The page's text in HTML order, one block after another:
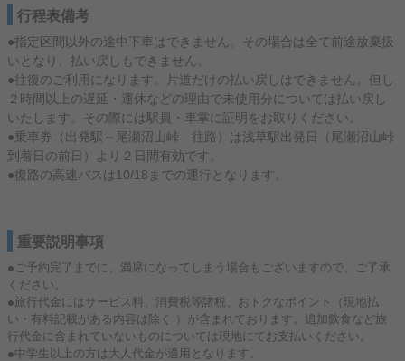
行程表備考
●指定区間以外の途中下車はできません。その場合は全て前途放棄扱
いとなり、払い戻しもできません。
●往復のご利用になります。片道だけの払い戻しはできません。但し
２時間以上の遅延・運休などの理由で未使用分については払い戻し
いたします。その際には駅員・車掌に証明をお取りください。
●乗車券（出発駅～尾瀬沼山峠 往路）は浅草駅出発日（尾瀬沼山峠
到着日の前日）より２日間有効です。
●復路の高速バスは10/18までの運行となります。
重要説明事項
●ご予約完了までに、満席になってしまう場合もございますので、ご了承
ください。
●旅行代金にはサービス料、消費税等諸税、おトクなポイント（現地払
い・有料記載がある内容は除く ）が含まれております。追加飲食など旅
行代金に含まれていないものについては現地にてお支払いください。
●中学生以上の方は大人代金が適用となります。